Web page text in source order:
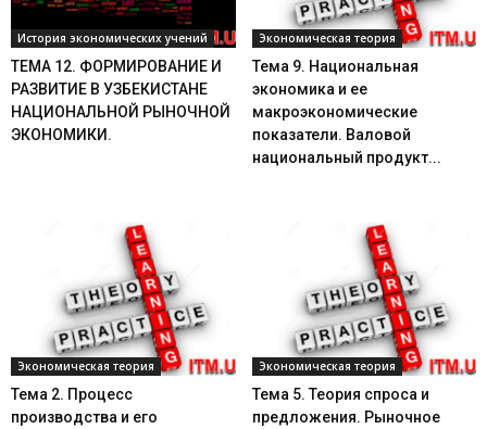
История экономических учений
ТЕМА 12. ФОРМИРОВАНИЕ И
РАЗВИТИЕ В УЗБЕКИСТАНЕ
НАЦИОНАЛЬНОЙ РЫНОЧНОЙ
ЭКОНОМИКИ.
Экономическая теория
Тема 9. Национальная
экономика и ее
макроэкономические
показатели. Валовой
национальный продукт...
Экономическая теория
Тема 2. Процесс
производства и его
Экономическая теория
Тема 5. Теория спроса и
предложения. Рыночное